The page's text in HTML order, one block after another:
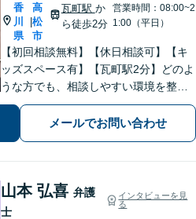
香
川
県
高
松
市
瓦町駅 か
ら徒歩2分
営業時間：08:00~2
1:00（平日）
【初回相談無料】【休日相談可】【キ
ッズスペース有】【瓦町駅2分】どのよ
うな方でも、相談しやすい環境を整え
ています。依頼者様に寄り添った対応
を心がけています。【離婚・男女問
題】DV被害へ積極的に対応。お気軽に
メールでお問い合わせ
山本 弘喜 弁護
士
インタビューを見
る